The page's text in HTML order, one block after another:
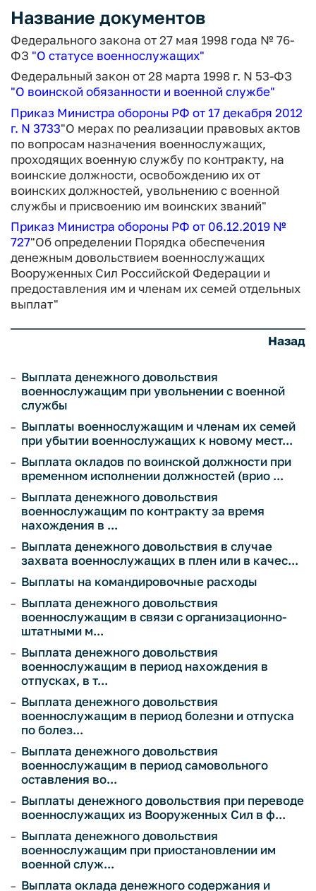
Название документов
Федерального закона от 27 мая 1998 года № 76-
ФЗ "О статусе военнослужащих"
Федеральный закон от 28 марта 1998 г. N 53-ФЗ
"О воинской обязанности и военной службе"
Приказ Министра обороны РФ от 17 декабря 2012
г. N 3733"О мерах по реализации правовых актов
по вопросам назначения военнослужащих,
проходящих военную службу по контракту, на
воинские должности, освобождению их от
воинских должностей, увольнению с военной
службы и присвоению им воинских званий"
Приказ Министра обороны РФ от 06.12.2019 №
727"Об определении Порядка обеспечения
денежным довольствием военнослужащих
Вооруженных Сил Российской Федерации и
предоставления им и членам их семей отдельных
выплат"
Назад
Выплата денежного довольствия
военнослужащим при увольнении с военной
службы
Выплаты военнослужащим и членам их семей
при убытии военнослужащих к новому мест...
Выплата окладов по воинской должности при
временном исполнении должностей (врио ...
Выплата денежного довольствия
военнослужащим по контракту за время
нахождения в ...
Выплата денежного довольствия в случае
захвата военнослужащих в плен или в качес...
Выплаты на командировочные расходы
Выплата денежного довольствия
военнослужащим в связи с организационно-
штатными м...
Выплата денежного довольствия
военнослужащим в период нахождения в
отпусках, в т...
Выплата денежного довольствия
военнослужащим в период болезни и отпуска
по болез...
Выплата денежного довольствия
военнослужащим в период самовольного
оставления во...
Выплаты денежного довольствия при переводе
военнослужащих из Вооруженных Сил в ф...
Выплата денежного довольствия
военнослужащим при приостановлении им
военной служ...
Выплата оклада денежного содержания и